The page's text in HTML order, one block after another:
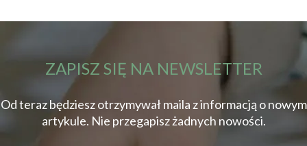
ZAPISZ SIĘ NA NEWSLETTER
Od teraz będziesz otrzymywał maila z informacją o nowym
artykule. Nie przegapisz żadnych nowości.